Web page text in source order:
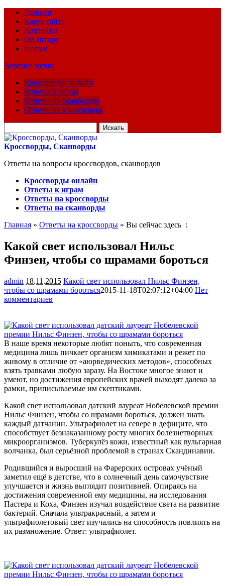
Главная
Карта сайта
Контакты
Об авторе
Форум
Верхнее меню
Кроссворды онлайн
Ответы к играм
Ответы на сканворды
Ответы на кроссворды
для:
Кроссворды, Сканворды
Ответы на вопросы кроссвордов, сканвордов
Кроссворды онлайн
Ответы к играм
Ответы на кроссворды
Ответы на сканворды
Главная » Ответы на кроссворды » Вы сейчас здесь :
Какой свет использовал Нильс
Финзен, чтобы со шрамами бороться
admin 18.11.2015 Какой свет использовал Нильс Финзен,
чтобы со шрамами бороться2015-11-18T02:07:12+04:00 Нет
комментариев
В наше время некоторые любят поныть, что современная
медицина лишь пичкает организм химикатами и режет по
живому в отличие от «аюрведических методов», способных
взять травками любую заразу. На Востоке многое знают и
умеют, но достижения европейских врачей выходят далеко за
рамки, приписываемые им скептиками.
Какой свет использовал датский лауреат Нобелевской премии
Нильс Финзен, чтобы со шрамами бороться, должен знать
каждый датчанин. Ультрафиолет на севере в дефиците, что
способствует безнаказанному росту многих болезнетворных
микроорганизмов. Туберкулёз кожи, известный как вульгарная
волчанка, был серьёзной проблемой в странах Скандинавии.
Родившийся и выросший на Фарерских островах учёный
заметил ещё в детстве, что в солнечный день самочувствие
улучшается и жизнь выглядит позитивней. Опираясь на
достижения современной ему медицины, на исследования
Пастера и Коха, Финзен изучал воздействие света на развитие
бактерий. Сначала ультракрасный, а затем и
ультрафиолетовый свет изучались на способность повлиять на
их размножение. Ответ: ультрафиолет.